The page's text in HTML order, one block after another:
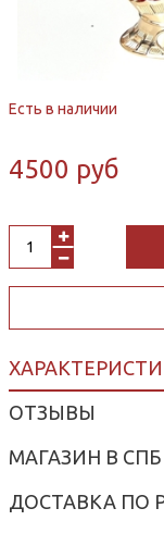
Есть в наличии
4500 руб
ОТЗЫВЫ
МАГАЗИН В СПБ
ДОСТАВКА ПО